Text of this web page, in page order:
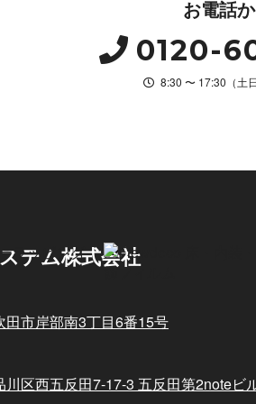
お電話
0120-
8:30 〜 17:30（土
テム株式会社
田市岸部南3丁目6番15号
区西五反田7-17-3 五反田第2noteビ